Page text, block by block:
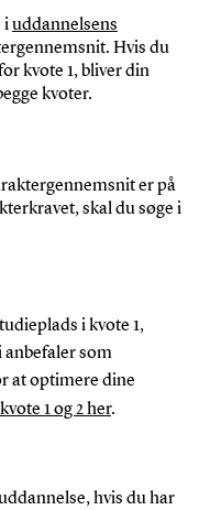
iuddannelsens
Hvis du
kvote 1, bliver din
kvoter.
er på
skal du søge i
i kvote 1,
anbefaler som
at optimere dine
1 og 2 her.
, hvis du har